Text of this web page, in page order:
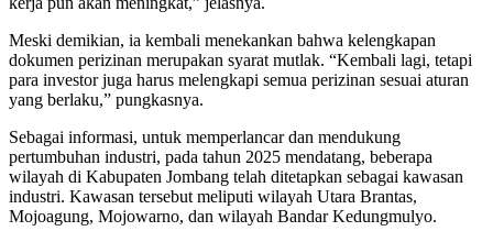
Meski demikian, ia kembali menekankan bahwa kelengkapan
dokumen perizinan merupakan syarat mutlak. “Kembali lagi, tetapi
para investor juga harus melengkapi semua perizinan sesuai aturan
yang berlaku,” pungkasnya.
Sebagai informasi, untuk memperlancar dan mendukung
pertumbuhan industri, pada tahun 2025 mendatang, beberapa
wilayah di Kabupaten Jombang telah ditetapkan sebagai kawasan
industri. Kawasan tersebut meliputi wilayah Utara Brantas,
Mojoagung, Mojowarno, dan wilayah Bandar Kedungmulyo.